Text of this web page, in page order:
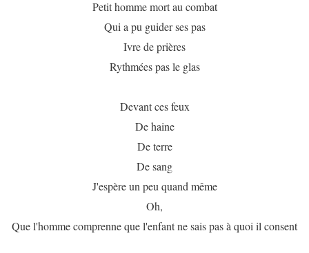
Petit homme mort au combat
Qui a pu guider ses pas
Ivre de prières
Rythmées pas le glas
Devant ces feux
De haine
De terre
De sang
J'espère un peu quand même
Oh,
Que l'homme comprenne que l'enfant ne sais pas à quoi il consent